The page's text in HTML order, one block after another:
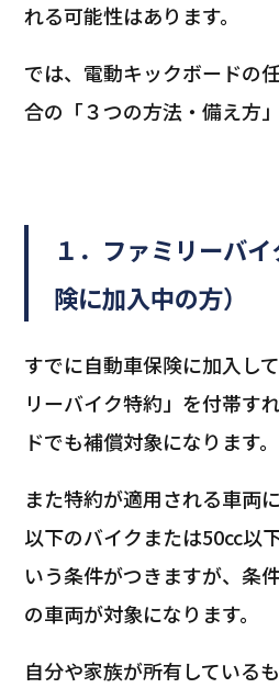
れる可能性はあります。
では、電動キックボードの
合の「３つの方法・備え方
１．ファミリーバ
険に加入中の方）
すでに自動車保険に加入し
リーバイク特約」を付帯す
ドでも補償対象になります。
また特約が適用される車両
以下のバイクまたは50cc以
いう条件がつきますが、条
の車両が対象になります。
自分や家族が所有している